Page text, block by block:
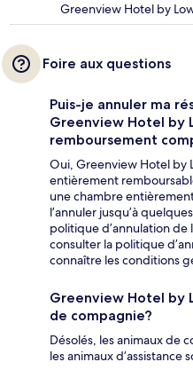
Greenview Hotel by
Foire aux questions
Puis-je annuler ma
Greenview Hotel by
remboursement
Oui, Greenview Hotel by
entièrement
une chambre
l’annuler jusqu’à
politique d’annulation de
consulter la politique
connaître les conditions
Greenview Hotel by
de compagnie?
Désolés, les animaux de
les animaux d’assistance